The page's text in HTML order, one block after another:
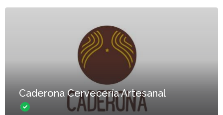
Caderona Cervecería Artesanal